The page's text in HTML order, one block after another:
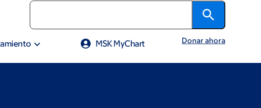
MSK MyChart Donar ahora